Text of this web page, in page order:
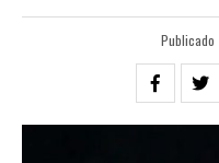
Publicado